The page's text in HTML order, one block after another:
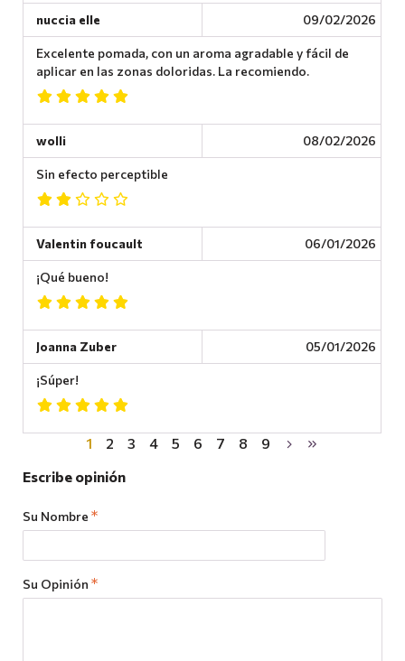
nuccia elle 09/02/2026
Excelente pomada, con un aroma agradable y fácil de
aplicar en las zonas doloridas. La recomiendo.
wolli 08/02/2026
Sin efecto perceptible
Valentin foucault 06/01/2026
¡Qué bueno!
Joanna Zuber 05/01/2026
¡Súper!
1 2 3 4 5 6 7 8
9
Escribe opinión
Su Nombre
Su Opinión